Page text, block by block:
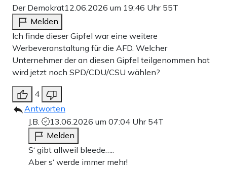
Der Demokrat12.06.2026 um 19:46 Uhr 55T
Melden
Ich finde dieser Gipfel war eine weitere
Werbeveranstaltung für die AFD. Welcher
Unternehmer der an diesen Gipfel teilgenommen hat
wird jetzt noch SPD/CDU/CSU wählen?
4
Antworten
J.B.
13.06.2026 um 07:04 Uhr 54T
Melden
S‘ gibt allweil bleede…..
Aber s‘ werde immer mehr!